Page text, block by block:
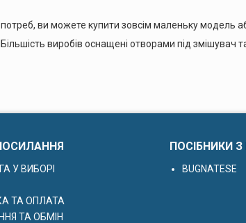
ви можете купити зовсім маленьку модель
виробів оснащені отворами під змішувач
У ВИБОРІ
ТА ОПЛАТА
ТА ОБМІН
ПОСІБНИКИ З
BUGNATESE